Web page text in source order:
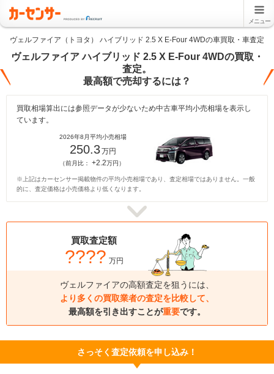
メニュー
ヴェルファイア（トヨタ） ハイブリッド 2.5 X E-Four 4WDの車買取・車査定
ヴェルファイア ハイブリッド 2.5 X E-Four 4WDの買取・
査定。
最高額で売却するには？
買取相場算出には参照データが少ないため中古車平均小売相場を表示し
ています。
2026年8月平均小売相場
250.3万円
（前月比： +2.2万円）
※上記はカーセンサー掲載物件の平均小売相場であり、査定相場ではありません。一般
的に、査定価格は小売価格より低くなります。
買取査定額
???? 万円
ヴェルファイアの高額査定を狙うには、
より多くの買取業者の査定を比較して、
最高額を引き出すことが重要です。
さっそく査定依頼を申し込み！